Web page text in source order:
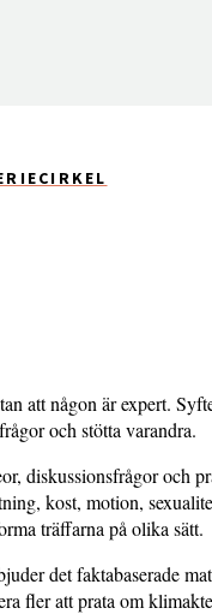
att någon är expert.
och stötta varandra.
diskussionsfrågor och
kost, motion,
träffarna på olika sätt.
det faktabaserade
fler att prata om